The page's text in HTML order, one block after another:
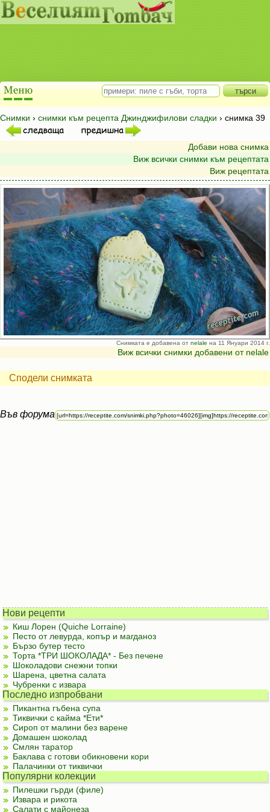
Снимки › снимки към рецепта Джинджифилови сладки › снимка 39
Добави нова снимка
Виж всички снимки към рецептата
Виж рецептата
Снимката е добавена от nelale на 11 Януари 2014 г.
Виж всички снимки добавени от nelale
Сподели снимката
Във форума
Нови рецепти
Киш Лорен (Quiche Lorraine)
Песто от левурда, копър и магданоз
Бързо бутер тесто
Торта *ТРИ ШОКОЛАДА* - Без печене
Шоколадови снежни топки
Шарена, цветна салата
Чубренки с извара
Последно изпробвани
Пикантна гъбена супа
Тиквички с кайма *Ети*
Сироп от малини без варене
Домашен шоколад
Смлян таратор
Баклава с готови обикновени кори
Палачинки от тиквички
Популярни колекции
Пилешки гърди (филе)
Извара и рикота
Салати с майонеза